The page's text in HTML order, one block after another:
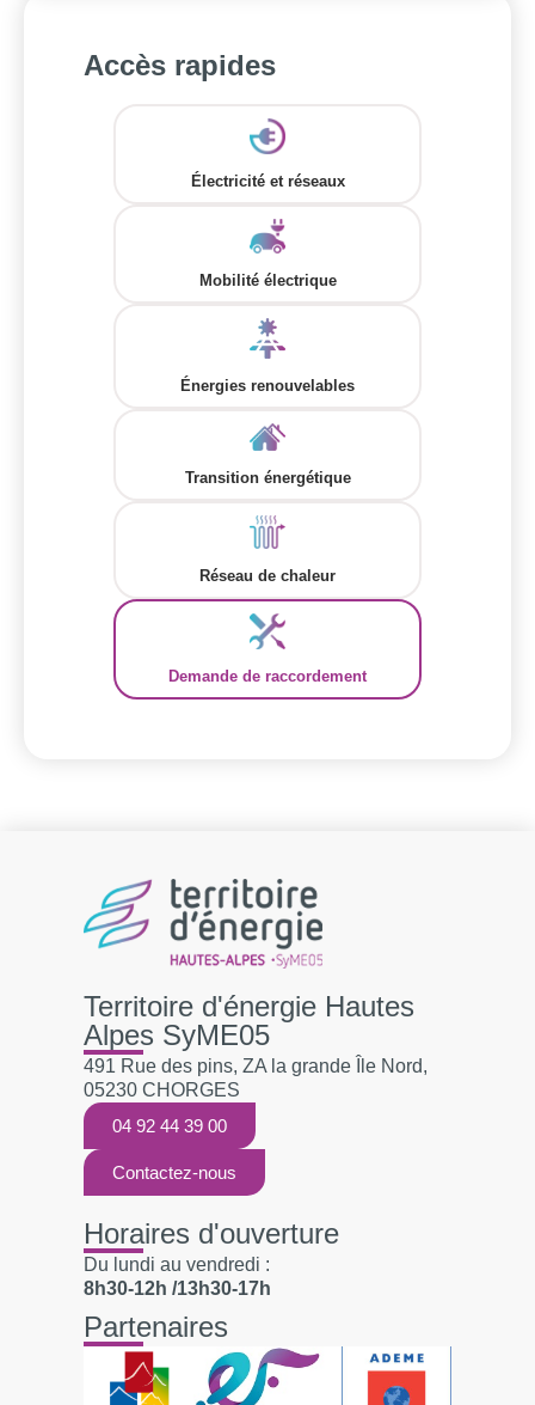
Accès rapides
Électricité et réseaux
Mobilité électrique
Énergies renouvelables
Transition énergétique
Réseau de chaleur
Demande de raccordement
Territoire d'énergie Hautes
Alpes SyME05
491 Rue des pins, ZA la grande Île Nord,
05230 CHORGES
04 92 44 39 00
Contactez-nous
Horaires d'ouverture
Du lundi au vendredi :
8h30-12h /13h30-17h
Partenaires